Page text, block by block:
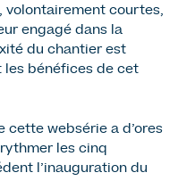
volontairement courtes,
engagé dans la
du chantier est
les bénéfices de cet
cette websérie a d’ores
les cinq
l’inauguration du